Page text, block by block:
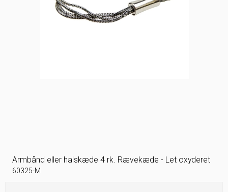
Armbånd eller halskæde 4 rk. Rævekæde - Let oxyderet
60325-M